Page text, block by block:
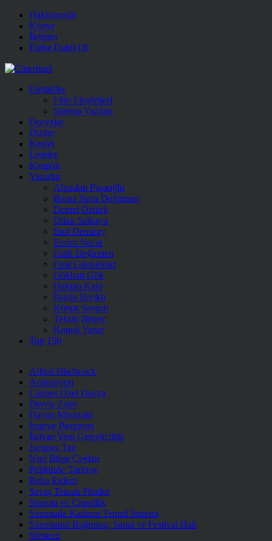
Hakkımızda
Künye
İletişim
Ekibe Dahil Ol
Eleştiriler
Film Eleştirileri
Sinema Yazıları
Dosyalar
Diziler
Keşfet
Listeler
Kitaplık
Yazarlar
Alpaslan Paşaoğlu
Berna Stera Değirmen
Demet Öztürk
Dilan Salkaya
Erol Demiray
Evrim Nacar
Fatih Değirmen
Fırat Çakkalkurt
Gökhan Gök
Haktan Kalır
İlayda Bıyıklı
Kürşat Saygılı
Teksin Begeç
Konuk Yazar
Top 150
Alfred Hitchcock
Animasyon
Cannes Özel Dosya
Derviş Zaim
Hayao Miyazaki
Ingmar Bergman
İtalyan Yeni Gerçekçiliği
Jacques Tati
Nuri Bilge Ceylan
Pelikülde Türkiye
Reha Erdem
Savaş Temalı Filmler
Sinema ve Cinsellik
Sinemada Kadının Temsil Sistemi
Sinemanın Bağımsız, Sanat ve Festival Hali
Western